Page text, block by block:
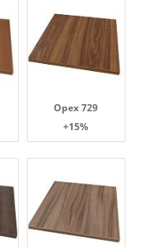
Орех 729
+15%